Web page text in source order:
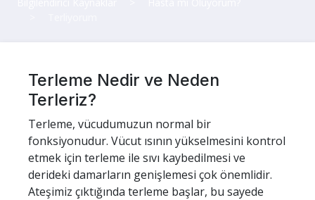
Terleme Nedir ve Neden
Terleriz?
Terleme, vücudumuzun normal bir
fonksiyonudur. Vücut ısının yükselmesini kontrol
etmek için terleme ile sıvı kaybedilmesi ve
derideki damarların genişlemesi çok önemlidir.
Ateşimiz çıktığında terleme başlar, bu sayede